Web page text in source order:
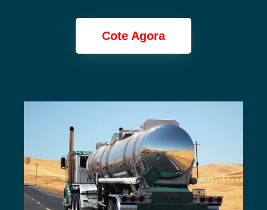
Cote Agora